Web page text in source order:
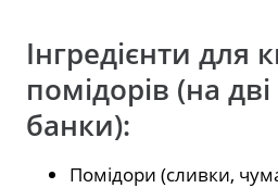
Інгредієнти для
помідорів (на дві
банки):
Помідори (сливки,